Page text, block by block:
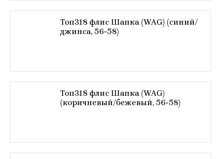
Топ318 флис Шапка (WAG) (синий/
джинса, 56-58)
Топ318 флис Шапка (WAG)
(коричневый/бежевый, 56-58)